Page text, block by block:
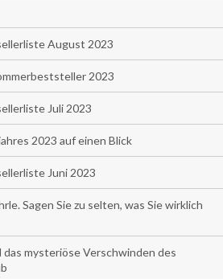
August 2023
2023
Juli 2023
2023 auf einen Blick
Juni 2023
Sagen Sie zu selten, was Sie wirklich
mysteriöse Verschwinden des